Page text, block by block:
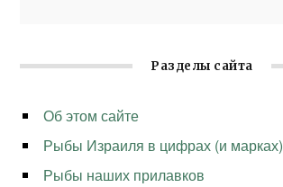
Разделы сайта
Об этом сайте
Рыбы Израиля в цифрах (и марках)
Рыбы наших прилавков